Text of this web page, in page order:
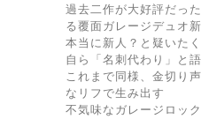
過去二作が大好評だっ
る覆面ガレージデュオ新
本当に新人？と疑いた
自ら「名刺代わり」と語
これまで同様、金切り
なリフで生み出す
不気味なガレージロッ